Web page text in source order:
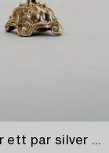
CG Hallberg kandelabrar ett par silver Stockholm 1939.